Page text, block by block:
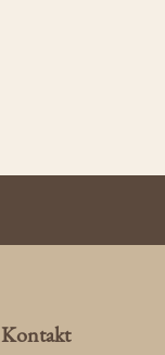
Kontakt